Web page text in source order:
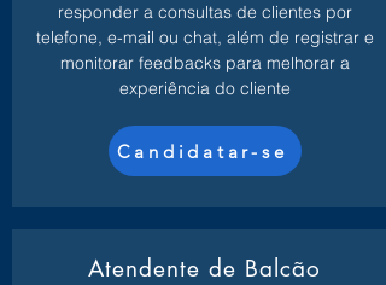
responder a consultas de clientes por
telefone, e-mail ou chat, além de registrar e
monitorar feedbacks para melhorar a
experiência do cliente
Candidatar-se
Atendente de Balcão